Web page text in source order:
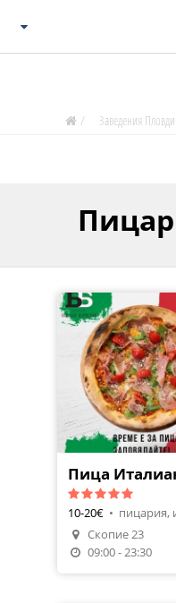
Всички останали
/ Заведения
Поръчай
10-20€ •
Скопие 23
09:00 - 23:30